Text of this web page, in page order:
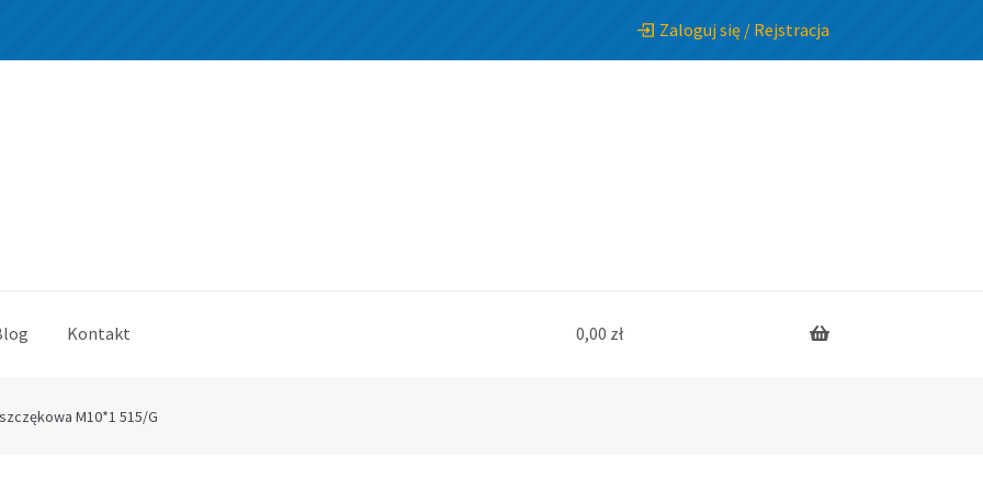
Zaloguj się / Rejstracja
Kontakt 0,00 zł
M10*1 515/G